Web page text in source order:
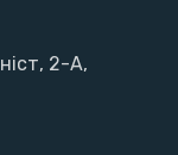
2-А,